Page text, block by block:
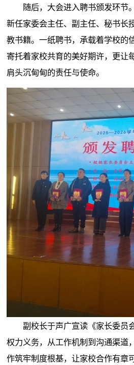
随后，大会进入聘书颁发环节
新任家委会主任、副主任、秘书长
教书籍。一纸聘书，承载着学校的
寄托着家校共育的美好期许，更让
肩头沉甸甸的责任与使命。
副校长于声广宣读《家长委员
权力义务，从工作机制到沟通渠道
作筑牢制度根基，让家校合作有章